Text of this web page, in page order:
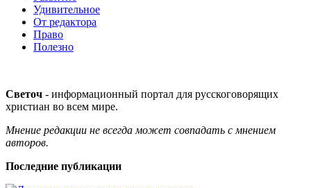
Удивительное
От редактора
Право
Полезно
Светоч - информационный портал для русскоговорящих
христиан во всем мире.
Мнение редакции не всегда может совпадать с мнением
авторов.
Последние публикации